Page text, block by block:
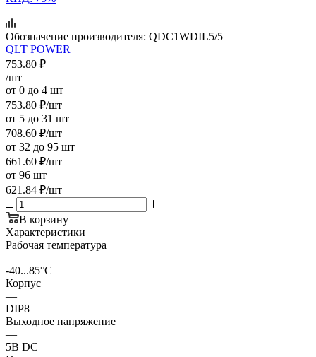
Обозначение производителя: QDC1WDIL5/5
QLT POWER
753.80 ₽
/шт
от 0 до 4 шт
753.80 ₽/шт
от 5 до 31 шт
708.60 ₽/шт
от 32 до 95 шт
661.60 ₽/шт
от 96 шт
621.84 ₽/шт
В корзину
Характеристики
Рабочая температура
—
-40...85°C
Корпус
—
DIP8
Выходное напряжение
—
5В DC